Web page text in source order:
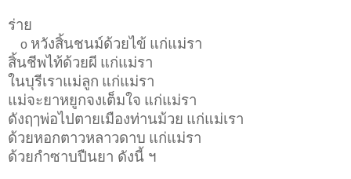
ร่าย
o หวังสิ้นชนม์ด้วยไข้ แก่แม่รา
สิ้นชีพไท้ด้วยผี แก่แม่รา
ในบุรีเราแม่ลูก แก่แม่รา
แม่จะยาหยูกจงเต็มใจ แก่แม่รา
ดังฤๅพ่อไปตายเมืองท่านม้วย แก่แม่เรา
ด้วยหอกตาวหลาวดาบ แก่แม่รา
ด้วยกำซาบปืนยา ดังนี้ ฯ